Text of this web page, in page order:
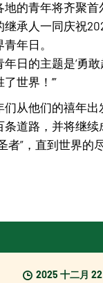
的青年将齐聚首
继承人一同庆祝
年日。
日的主题是‘勇敢
世界！’”
从他们的禧年出
条道路，并将继续
者”，直到世界的尽
2025 十二月 22